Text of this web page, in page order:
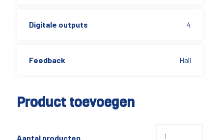
Product toevoegen
Aantal producten
Digitale outputs 4
Feedback Hall